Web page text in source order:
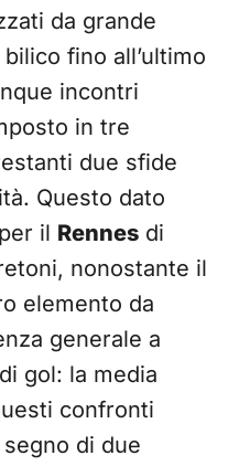
da grande
fino all’ultimo
incontri
in tre
due sfide
Questo dato
il Rennes di
nonostante il
elemento da
generale a
gol: la media
confronti
di due